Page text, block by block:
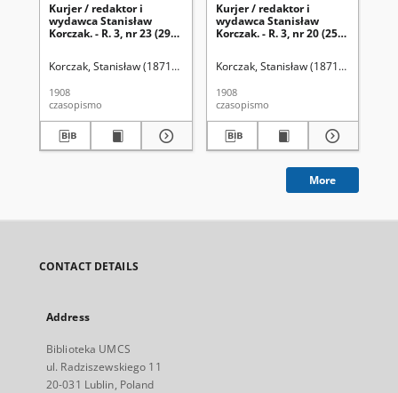
Kurjer / redaktor i
wydawca Stanisław
Korczak. - R. 3, nr 23 (29
Korczak, Stanisław (1871-1945). Red.
1908
czasopismo
Kurjer / redaktor i
wydawca Stanisław
Korczak. - R. 3, nr 20 (25
Korczak, Stanisław (1871-1945). Red.
1908
czasopismo
More
CONTACT DETAILS
Address
Biblioteka UMCS
ul. Radziszewskiego 11
20-031 Lublin, Poland